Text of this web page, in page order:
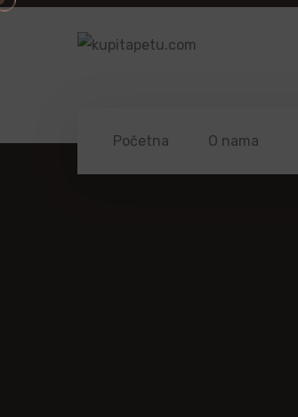
Početna O nama